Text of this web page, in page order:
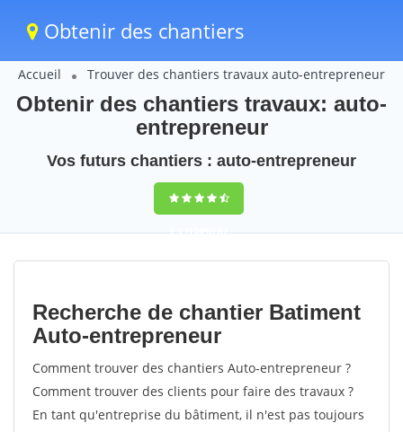
Obtenir des chantiers
Accueil Trouver des chantiers travaux auto-entrepreneur
Obtenir des chantiers travaux: auto-
entrepreneur
Vos futurs chantiers : auto-entrepreneur
9,5(100%)87
votes
Recherche de chantier Batiment
Auto-entrepreneur
Comment trouver des chantiers Auto-entrepreneur ?
Comment trouver des clients pour faire des travaux ?
En tant qu'entreprise du bâtiment, il n'est pas toujours